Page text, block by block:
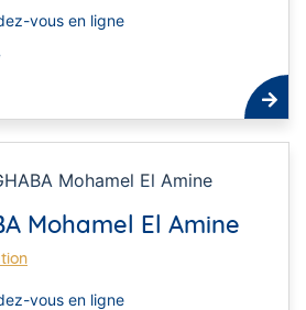
vous en ligne
Mohamel El Amine
vous en ligne